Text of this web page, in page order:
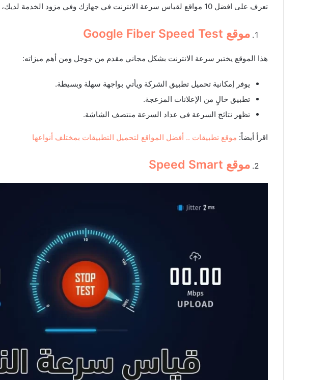
تعرف على افضل 10 مواقع لقياس سرعة الانترنت في جهازك وفي مزود الخدمة لديك،
موقع Google Fiber Speed Test
هذا الموقع يختبر سرعة الانترنت بشكل مجاني مقدم من جوجل ومن أهم ميزاته:
يوفر إمكانية تحميل تطبيق الشركة ويأتي بواجهة سهلة وبسيطة.
تطبيق خالٍ من الإعلانات المزعجة.
تظهر نتائج السرعة في عداد السرعة منتصف الشاشة.
اقرأ أيضاً: موقع تطبيقات .. أفضل المواقع لتحميل التطبيقات بمختلف أنواعها
موقع Speed Smart